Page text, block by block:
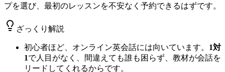
プを選び、最初のレッスンを不安なく予約できるはずです。
ざっくり解説
初心者ほど、オンライン英会話には向いています。 1対
1で人目がなく、間違えても誰も困らず、教材が会話を
リードしてくれるからです。